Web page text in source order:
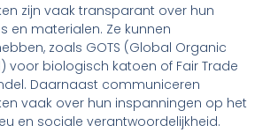
zijn vaak transparant over hun
en materialen. Ze kunnen
zoals GOTS (Global Organic
voor biologisch katoen of Fair Trade
Daarnaast communiceren
vaak over hun inspanningen op het
en sociale verantwoordelijkheid.